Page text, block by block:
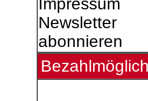
Impressum
Newsletter
abonnieren